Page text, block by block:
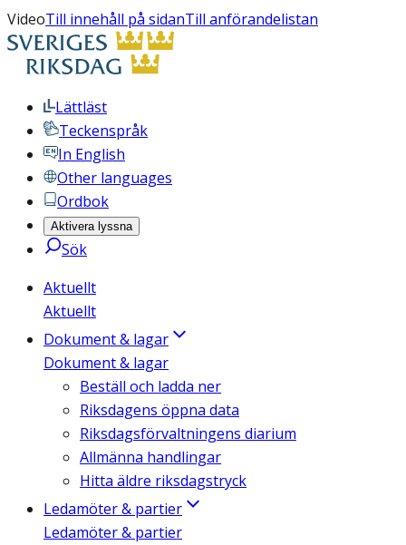
VideoTill innehåll på sidanTill anförandelistan
Lättläst
Teckenspråk
In English
Other languages
Ordbok
Aktivera lyssna
Sök
Aktuellt
Aktuellt
Dokument & lagar
Dokument & lagar
Beställ och ladda ner
Riksdagens öppna data
Riksdagsförvaltningens diarium
Allmänna handlingar
Hitta äldre riksdagstryck
Ledamöter & partier
Ledamöter & partier